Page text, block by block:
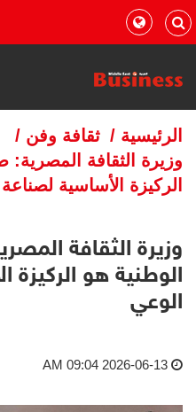
الرئيسية / ثقافة وفن /
وزيرة الثقافة المصرية:
الركيزة الأساسية
وزيرة الثقافة
الوطنية هو الركيزة
الوعي
2026-06-13 09:04 AM